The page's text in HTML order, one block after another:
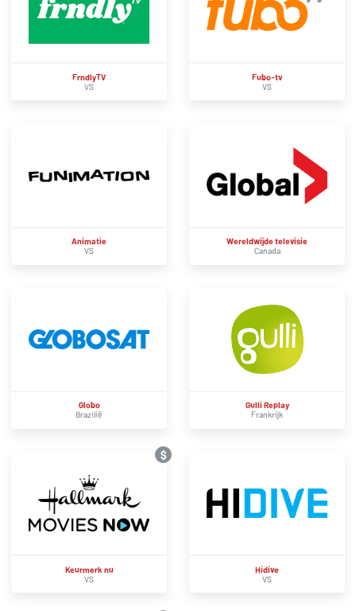
FrndlyTV
VS
Fubo-tv
VS
Animatie
VS
Wereldwijde televisie
Canada
Globo
Brazilië
Gulli Replay
Frankrijk
$
Keurmerk nu
VS
Hidive
VS